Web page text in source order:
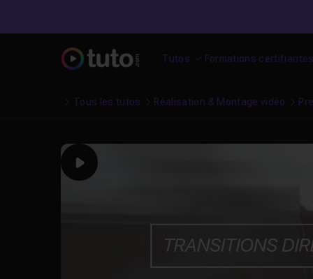
Tutos Formations certifiantes
Tous les tutos Réalisation & Montage vidéo
Play